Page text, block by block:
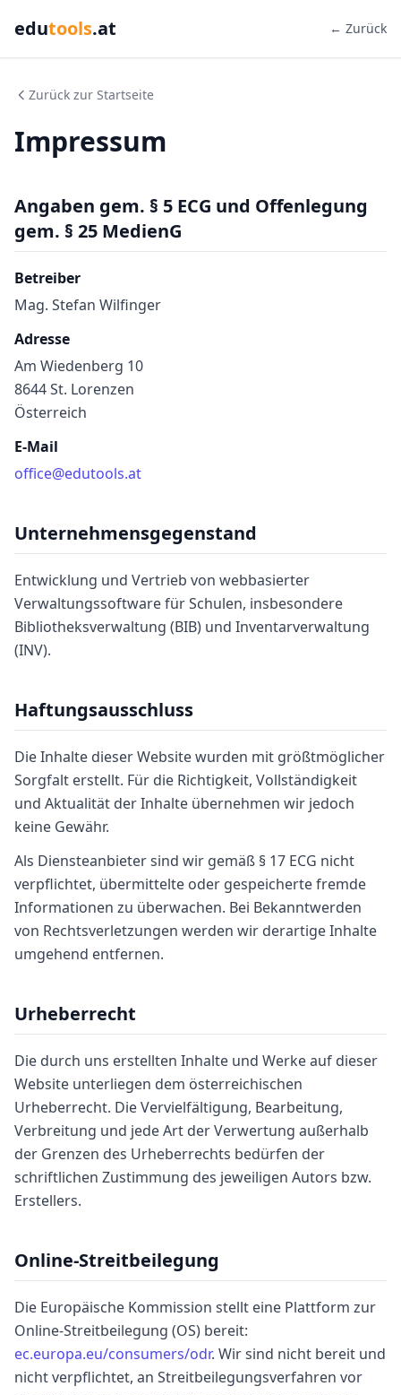
edutools.at ← Zurück
Zurück zur Startseite
Impressum
Angaben gem. § 5 ECG und Offenlegung
gem. § 25 MedienG
Betreiber
Mag. Stefan Wilfinger
Adresse
Am Wiedenberg 10
8644 St. Lorenzen
Österreich
E-Mail
office@edutools.at
Unternehmensgegenstand
Entwicklung und Vertrieb von webbasierter
Verwaltungssoftware für Schulen, insbesondere
Bibliotheksverwaltung (BIB) und Inventarverwaltung
(INV).
Haftungsausschluss
Die Inhalte dieser Website wurden mit größtmöglicher
Sorgfalt erstellt. Für die Richtigkeit, Vollständigkeit
und Aktualität der Inhalte übernehmen wir jedoch
keine Gewähr.
Als Diensteanbieter sind wir gemäß § 17 ECG nicht
verpflichtet, übermittelte oder gespeicherte fremde
Informationen zu überwachen. Bei Bekanntwerden
von Rechtsverletzungen werden wir derartige Inhalte
umgehend entfernen.
Urheberrecht
Die durch uns erstellten Inhalte und Werke auf dieser
Website unterliegen dem österreichischen
Urheberrecht. Die Vervielfältigung, Bearbeitung,
Verbreitung und jede Art der Verwertung außerhalb
der Grenzen des Urheberrechts bedürfen der
schriftlichen Zustimmung des jeweiligen Autors bzw.
Erstellers.
Online-Streitbeilegung
Die Europäische Kommission stellt eine Plattform zur
Online-Streitbeilegung (OS) bereit:
ec.europa.eu/consumers/odr. Wir sind nicht bereit und
nicht verpflichtet, an Streitbeilegungsverfahren vor